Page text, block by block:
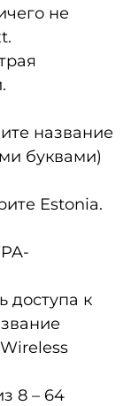
не
название
буквами)
Estonia.
доступа к
8 – 64